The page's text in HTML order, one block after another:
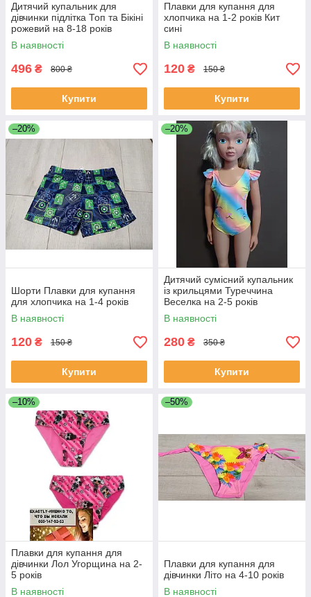
Дитячий купальник для
дівчинки підлітка Топ та Бікіні
рожевий на 8-18 років
В наявності
496 ₴ 800 ₴
Купити
Плавки для купання для
хлопчика на 1-2 років Кит
сині
В наявності
120 ₴ 150 ₴
Купити
–20%
Шорти Плавки для купання
для хлопчика на 1-4 років
В наявності
120 ₴ 150 ₴
Купити
–20%
Дитячий сумісний купальник
із крильцями Туреччина
Веселка на 2-5 років
В наявності
280 ₴ 350 ₴
Купити
–10%
Плавки для купання для
дівчинки Лол Угорщина на 2-
5 років
В наявності
–50%
Плавки для купання для
дівчинки Літо на 4-10 років
В наявності